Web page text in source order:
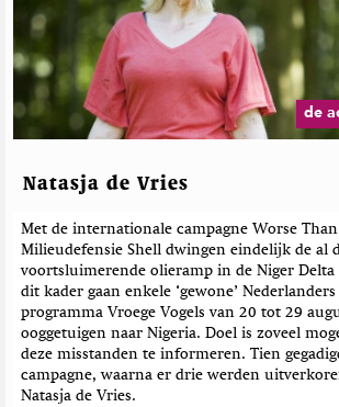
de
Natasja de Vries
Met de internationale campagne Worse
Milieudefensie Shell dwingen eindelijk de al
voortsluimerende olieramp in de Niger
dit kader gaan enkele ‘gewone’
programma Vroege Vogels van 20 tot 29
ooggetuigen naar Nigeria. Doel is zoveel
deze misstanden te informeren. Tien
campagne, waarna er drie werden
Natasja de Vries.